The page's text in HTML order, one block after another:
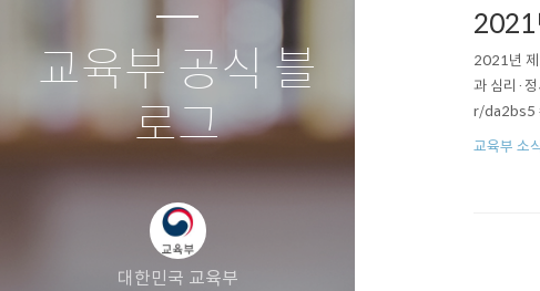
교육부 공식 블
로그
대한민국 교육부
2021
2021년 제
과 심리·
r/da2bs5
교육부 소